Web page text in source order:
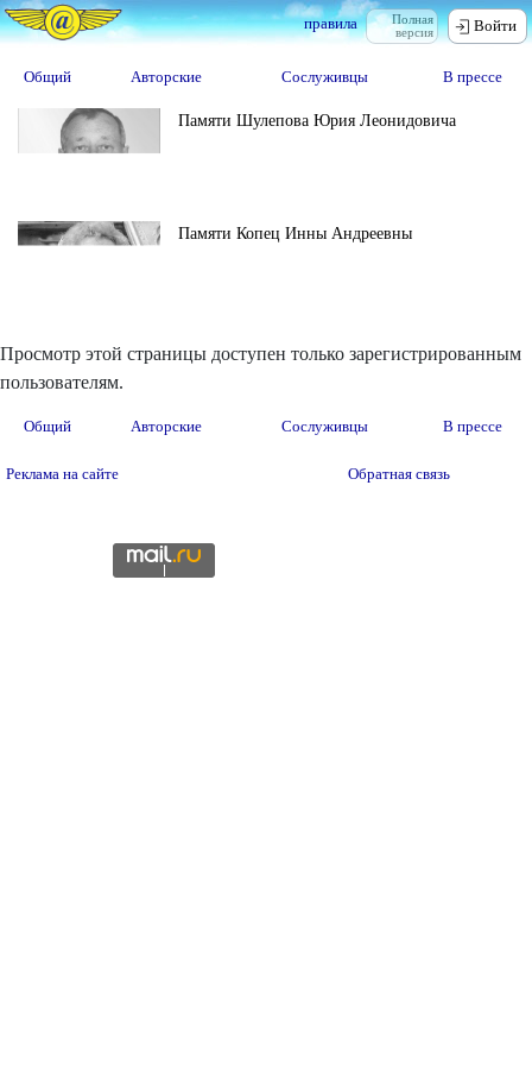
Полная
версия
правила Войти
Общий Авторские Сослуживцы В прессе
Памяти Шулепова Юрия Леонидовича
Памяти Копец Инны Андреевны
Просмотр этой страницы доступен только зарегистрированным
пользователям.
Общий Авторские Сослуживцы В прессе
Реклама на сайте Обратная связь